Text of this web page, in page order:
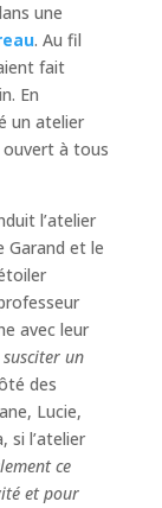
une
. Au fil
fait
En
un atelier
ouvert à tous
l’atelier
Garand et le
avec leur
susciter un
des
Lucie,
si l’atelier
ce
et pour